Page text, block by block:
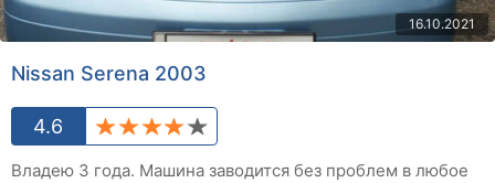
16.10.2021
Nissan Serena 2003
4.6
Владею 3 года. Машина заводится без проблем в любое